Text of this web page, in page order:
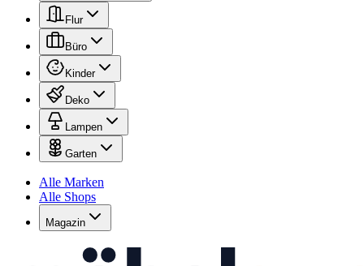
Flur
Büro
Kinder
Deko
Lampen
Garten
Alle Marken
Alle Shops
Magazin